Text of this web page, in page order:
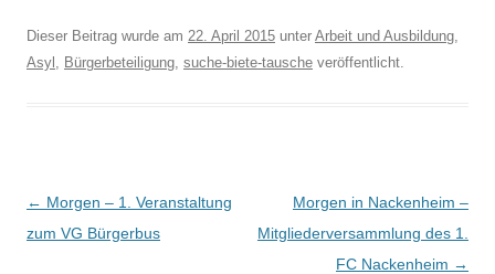
Dieser Beitrag wurde am 22. April 2015 unter Arbeit und Ausbildung,
Asyl , Bürgerbeteiligung, suche-biete-tausche veröffentlicht.
Beitrags-
Navigation
← Morgen – 1. Veranstaltung
zum VG Bürgerbus
Morgen in Nackenheim –
Mitgliederversammlung des 1.
FC Nackenheim →